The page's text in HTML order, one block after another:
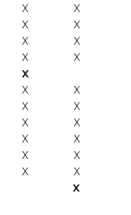
X
X
X
X
X
X
X
X
X
X
X
X
X
X
X
X
X
X
X
X
X
X